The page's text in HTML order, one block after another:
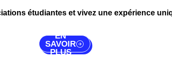
étudiantes et vivez une expérience
EN
SAVOIR
PLUS